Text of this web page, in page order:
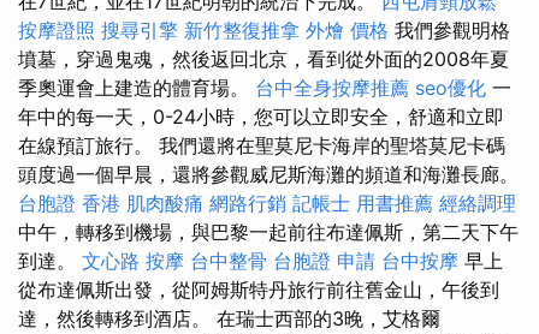
按摩證照 搜尋引擎 新竹整復推拿 外燴 價格 我們參觀明格
墳墓，穿過鬼魂，然後返回北京，看到從外面的2008年夏
季奧運會上建造的體育場。 台中全身按摩推薦 seo優化 一
年中的每一天，0-24小時，您可以立即安全，舒適和立即
在線預訂旅行。 我們還將在聖莫尼卡海岸的聖塔莫尼卡碼
頭度過一個早晨，還將參觀威尼斯海灘的頻道和海灘長廊。
台胞證 香港 肌肉酸痛 網路行銷 記帳士 用書推薦 經絡調理
中午，轉移到機場，與巴黎一起前往布達佩斯，第二天下午
到達。 文心路 按摩 台中整骨 台胞證 申請 台中按摩 早上
從布達佩斯出發，從阿姆斯特丹旅行前往舊金山，午後到
達，然後轉移到酒店。 在瑞士西部的3晚，艾格爾